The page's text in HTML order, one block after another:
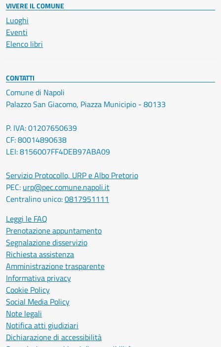
VIVERE IL COMUNE
Luoghi
Eventi
Elenco libri
CONTATTI
Comune di Napoli
Palazzo San Giacomo, Piazza Municipio - 80133
P. IVA: 01207650639
CF: 80014890638
LEI: 8156007FF4DEB97ABA09
Servizio Protocollo, URP e Albo Pretorio
PEC: urp@pec.comune.napoli.it
Centralino unico:0817951111
Leggi le FAQ
Prenotazione appuntamento
Segnalazione disservizio
Richiesta assistenza
Amministrazione trasparente
Informativa privacy
Cookie Policy
Social Media Policy
Note legali
Notifica atti giudiziari
Dichiarazione di accessibilità